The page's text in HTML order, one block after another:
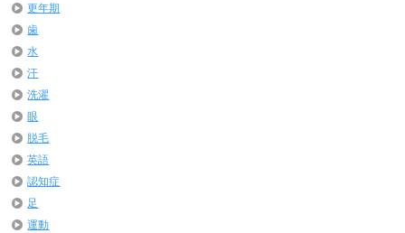
更年期
歯
水
汗
洗濯
眼
脱毛
英語
認知症
足
運動